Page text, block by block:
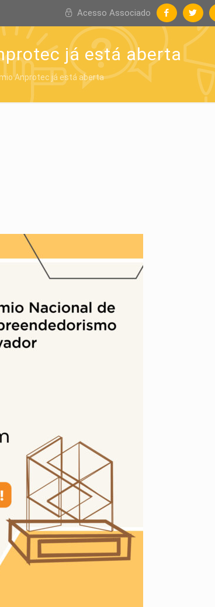
Acesso Associado
já está aberta
Anprotec já está aberta